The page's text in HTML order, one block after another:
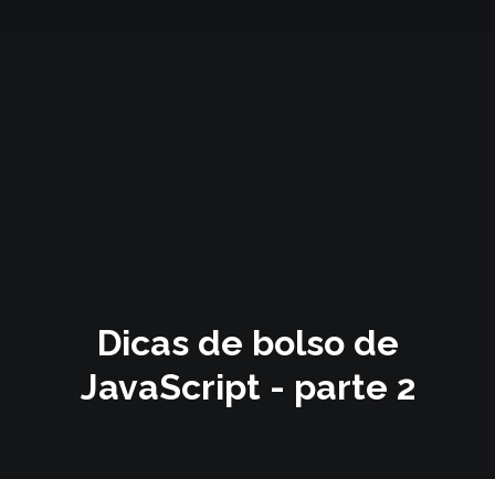
Dicas de bolso de
JavaScript - parte 2